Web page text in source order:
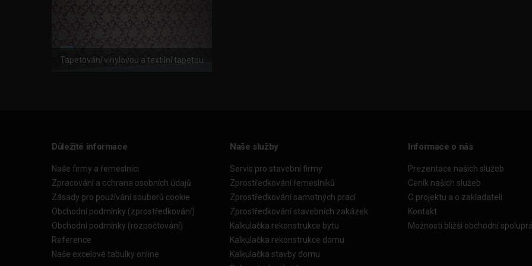
Tapetování vinylovou a textilní tapetou
Důležité informace
Naše firmy a řemeslníci
Zpracování a ochrana osobních údajů
Zásady pro používání souborů cookie
Obchodní podmínky (zprostředkování)
Obchodní podmínky (rozpočtování)
Reference
Naše excelové tabulky online
Naše služby
Servis pro stavební firmy
Zprostředkování řemeslníků
Zprostředkování samotných prací
Zprostředkování stavebních zakázek
Kalkulačka rekonstrukce bytu
Kalkulačka rekonstrukce domu
Kalkulačka stavby domu
Informace o nás
Prezentace našich služeb
Ceník našich služeb
O projektu a o zakladateli
Kontakt
Možnosti bližší obchodní